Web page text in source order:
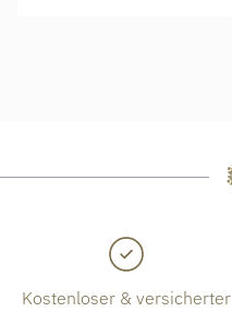
Kostenloser & versicherter